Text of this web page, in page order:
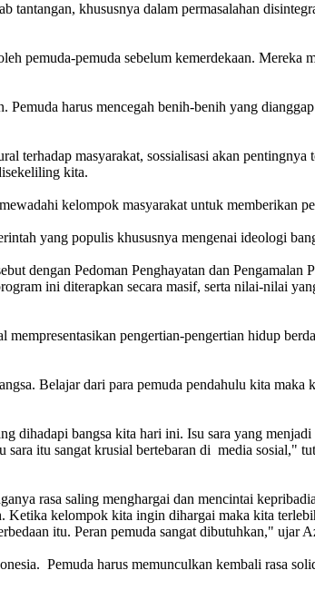
khususnya dalam permasalahan
pemuda-pemuda sebelum kemerdekaan. Mereka
harus mencegah benih-benih yang
masyarakat, sossialisasi akan
kita.
kelompok masyarakat untuk memberikan
yang populis khususnya mengenai ideologi
dengan Pedoman Penghayatan dan Pengamalan
ini diterapkan secara masif, serta nilai-nilai
pengertian-pengertian hidup
Belajar dari para pemuda pendahulu kita
bangsa kita hari ini. Isu sara yang menjadi
itu sangat krusial bertebaran di media sosial,"
rasa saling menghargai dan mencintai
kelompok kita ingin dihargai maka kita
itu. Peran pemuda sangat dibutuhkan," ujar
Pemuda harus memunculkan kembali rasa